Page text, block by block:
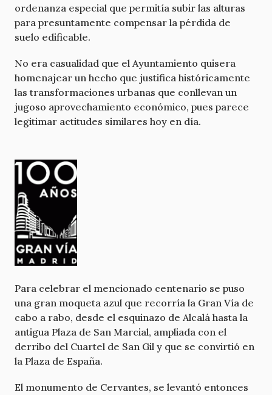
ordenanza especial que permitía subir las alturas
para presuntamente compensar la pérdida de
suelo edificable.
No era casualidad que el Ayuntamiento quisera
homenajear un hecho que justifica históricamente
las transformaciones urbanas que conllevan un
jugoso aprovechamiento económico, pues parece
legitimar actitudes similares hoy en día.
Para celebrar el mencionado centenario se puso
una gran moqueta azul que recorría la Gran Vía de
cabo a rabo, desde el esquinazo de Alcalá hasta la
antigua Plaza de San Marcial, ampliada con el
derribo del Cuartel de San Gil y que se convirtió en
la Plaza de España.
El monumento de Cervantes, se levantó entonces